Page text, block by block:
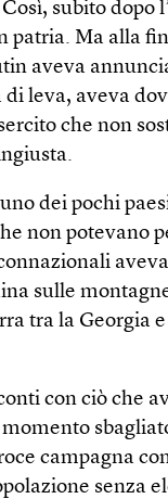
subito dopo
patria. Ma alla
aveva
leva, aveva
che non
dei pochi
non potevano
sulle
tra la Georgia e
con ciò che
campagna
senza